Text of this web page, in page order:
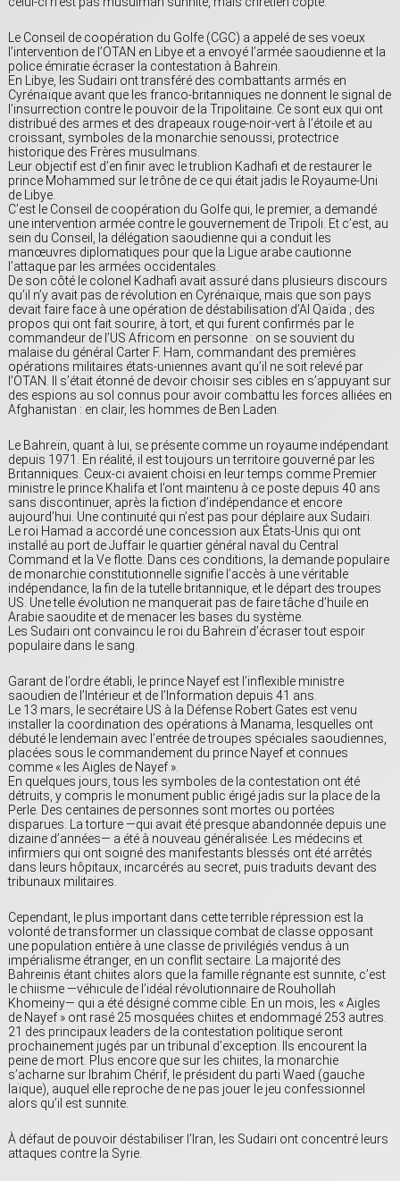
Le Conseil de coopération du Golfe (CGC) a appelé de ses voeux
l’intervention de l’OTAN en Libye et a envoyé l’armée saoudienne et la
police émiratie écraser la contestation à Bahreïn.
En Libye, les Sudairi ont transféré des combattants armés en
Cyrénaïque avant que les franco-britanniques ne donnent le signal de
l’insurrection contre le pouvoir de la Tripolitaine. Ce sont eux qui ont
distribué des armes et des drapeaux rouge-noir-vert à l’étoile et au
croissant, symboles de la monarchie senoussi, protectrice
historique des Frères musulmans.
Leur objectif est d’en finir avec le trublion Kadhafi et de restaurer le
prince Mohammed sur le trône de ce qui était jadis le Royaume-Uni
de Libye.
C’est le Conseil de coopération du Golfe qui, le premier, a demandé
une intervention armée contre le gouvernement de Tripoli. Et c’est, au
sein du Conseil, la délégation saoudienne qui a conduit les
manœuvres diplomatiques pour que la Ligue arabe cautionne
l’attaque par les armées occidentales.
De son côté le colonel Kadhafi avait assuré dans plusieurs discours
qu’il n’y avait pas de révolution en Cyrénaïque, mais que son pays
devait faire face à une opération de déstabilisation d’Al Qaïda ; des
propos qui ont fait sourire, à tort, et qui furent confirmés par le
commandeur de l’US Africom en personne : on se souvient du
malaise du général Carter F. Ham, commandant des premières
opérations militaires états-uniennes avant qu’il ne soit relevé par
l’OTAN. Il s’était étonné de devoir choisir ses cibles en s’appuyant sur
des espions au sol connus pour avoir combattu les forces alliées en
Afghanistan : en clair, les hommes de Ben Laden.
Le Bahreïn, quant à lui, se présente comme un royaume indépendant
depuis 1971. En réalité, il est toujours un territoire gouverné par les
Britanniques. Ceux-ci avaient choisi en leur temps comme Premier
ministre le prince Khalifa et l’ont maintenu à ce poste depuis 40 ans
sans discontinuer, après la fiction d’indépendance et encore
aujourd’hui. Une continuité qui n’est pas pour déplaire aux Sudairi.
Le roi Hamad a accordé une concession aux États-Unis qui ont
installé au port de Juffair le quartier général naval du Central
Command et la Ve flotte. Dans ces conditions, la demande populaire
de monarchie constitutionnelle signifie l’accès à une véritable
indépendance, la fin de la tutelle britannique, et le départ des troupes
US. Une telle évolution ne manquerait pas de faire tâche d’huile en
Arabie saoudite et de menacer les bases du système.
Les Sudairi ont convaincu le roi du Bahreïn d’écraser tout espoir
populaire dans le sang.
Garant de l’ordre établi, le prince Nayef est l’inflexible ministre
saoudien de l’Intérieur et de l’Information depuis 41 ans.
Le 13 mars, le secrétaire US à la Défense Robert Gates est venu
installer la coordination des opérations à Manama, lesquelles ont
débuté le lendemain avec l’entrée de troupes spéciales saoudiennes,
placées sous le commandement du prince Nayef et connues
comme « les Aigles de Nayef ».
En quelques jours, tous les symboles de la contestation ont été
détruits, y compris le monument public érigé jadis sur la place de la
Perle. Des centaines de personnes sont mortes ou portées
disparues. La torture —qui avait été presque abandonnée depuis une
dizaine d’années— a été à nouveau généralisée. Les médecins et
infirmiers qui ont soigné des manifestants blessés ont été arrêtés
dans leurs hôpitaux, incarcérés au secret, puis traduits devant des
tribunaux militaires.
Cependant, le plus important dans cette terrible répression est la
volonté de transformer un classique combat de classe opposant
une population entière à une classe de privilégiés vendus à un
impérialisme étranger, en un conflit sectaire. La majorité des
Bahreinis étant chiites alors que la famille régnante est sunnite, c’est
le chiisme —véhicule de l’idéal révolutionnaire de Rouhollah
Khomeiny— qui a été désigné comme cible. En un mois, les « Aigles
de Nayef » ont rasé 25 mosquées chiites et endommagé 253 autres.
21 des principaux leaders de la contestation politique seront
prochainement jugés par un tribunal d’exception. Ils encourent la
peine de mort. Plus encore que sur les chiites, la monarchie
s’acharne sur Ibrahim Chérif, le président du parti Waed (gauche
laïque), auquel elle reproche de ne pas jouer le jeu confessionnel
alors qu’il est sunnite.
À défaut de pouvoir déstabiliser l’Iran, les Sudairi ont concentré leurs
attaques contre la Syrie.